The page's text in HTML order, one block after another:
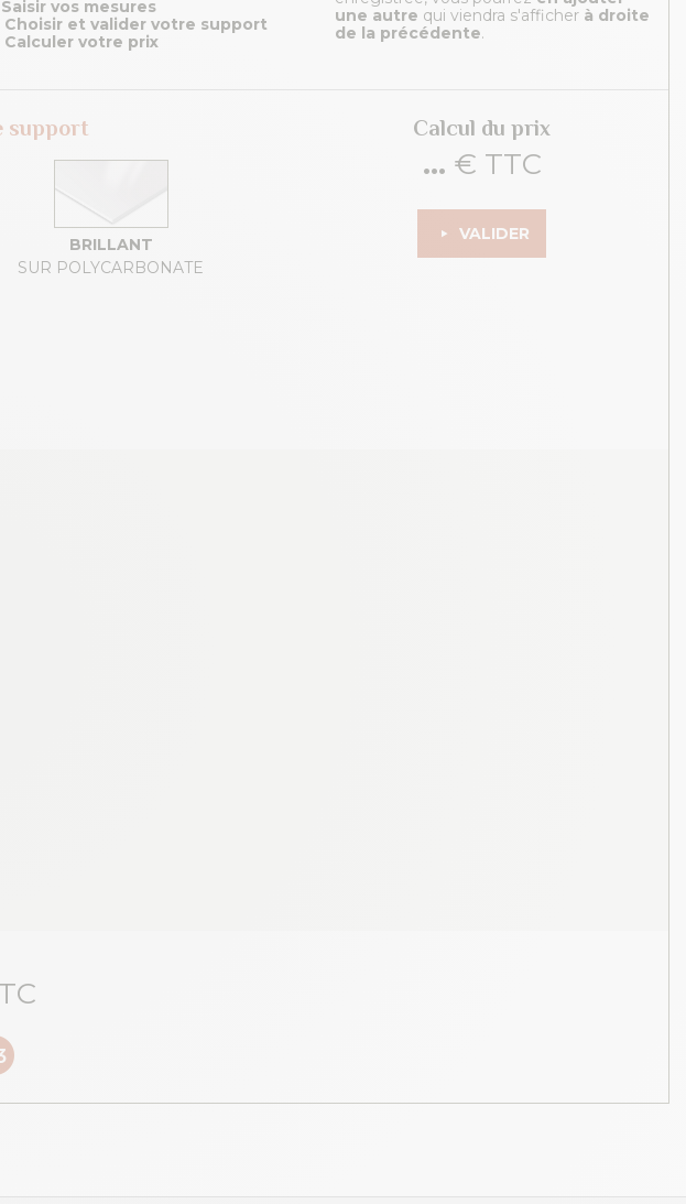
Saisir vos mesures
Choisir et valider votre support
Calculer votre prix
une autre qui viendra s'afficher à droite
de la précédente.
support
BRILLANT
SUR POLYCARBONATE
Calcul du prix
... € TTC
VALIDER